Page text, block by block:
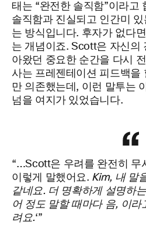
태는 “완전한 솔직함”이라고
솔직함과 진실되고 인간미
는 방식입니다. 후자가 없다
는 개념이죠. Scott은 자신의
아왔던 중요한 순간을 다시
사는 프레젠테이션 피드백을
만 의존했는데, 이런 말투는
넘을 여지가 있었습니다.
“…Scott은 우려를 완전히 무
이렇게 말했어요. Kim, 내 말
같네요. 더 명확하게 설명하
어 정도 말할 때마다 음, 이
려요.‘”